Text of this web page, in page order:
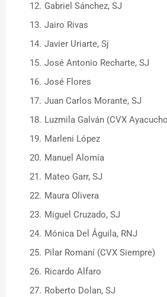
Gabriel Sánchez, SJ
Jairo Rivas
Javier Uriarte, Sj
José Antonio Recharte, SJ
José Flores
Juan Carlos Morante, SJ
Luzmila Galván (CVX
Marleni López
Manuel Alomía
Mateo Garr, SJ
Maura Olivera
Miguel Cruzado, SJ
Mónica Del Águila, RNJ
Pilar Romaní (CVX Siempre)
Ricardo Alfaro
Roberto Dolan, SJ